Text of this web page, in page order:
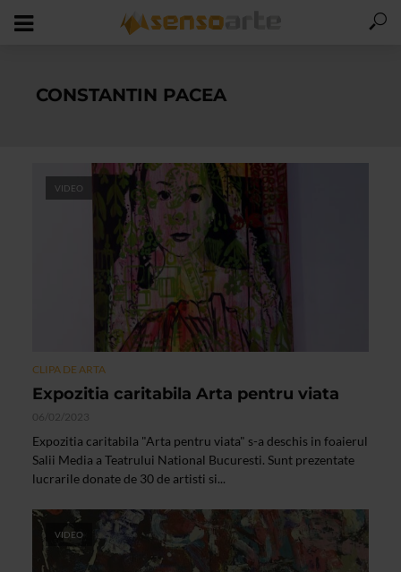
CONSTANTIN PACEA
VIDEO
CLIPA DE ARTA
Expozitia caritabila Arta pentru viata
06/02/2023
Expozitia caritabila "Arta pentru viata" s-a deschis in foaierul
Salii Media a Teatrului National Bucuresti. Sunt prezentate
lucrarile donate de 30 de artisti si...
VIDEO